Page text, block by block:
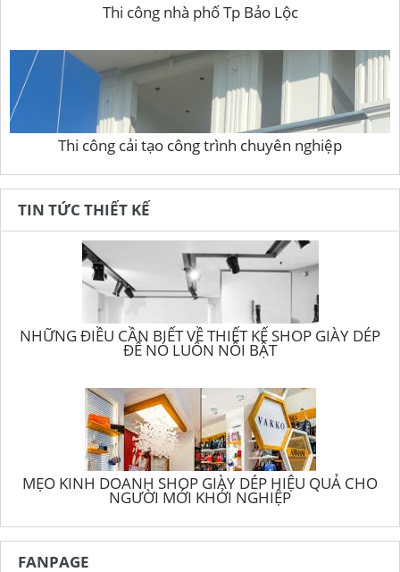
Thi công nhà phố Tp Bảo Lộc
Thi công cải tạo công trình chuyên nghiệp
TIN TỨC THIẾT KẾ
NHỮNG ĐIỀU CẦN BIẾT VỀ THIẾT KẾ SHOP GIÀY DÉP
ĐỂ NÓ LUÔN NỔI BẬT
MẸO KINH DOANH SHOP GIÀY DÉP HIỆU QUẢ CHO
NGƯỜI MỚI KHỞI NGHIỆP
FANPAGE